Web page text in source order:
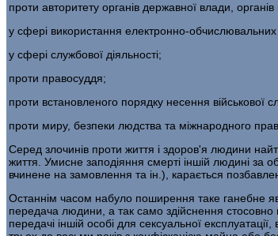
проти авторитету органів державної влади,
у сфері використання електронно-
у сфері службової діяльності;
проти правосуддя;
проти встановленого порядку несення військової
проти миру, безпеки людства та міжнародного
Серед злочинів проти життя і здоров'я людини
життя. Умисне заподіяння смерті іншій людині за
вчинене на замовлення та ін.), карається
Останнім часом набуло поширення таке ганебне
передача людини, а так само здійс­нення
передачі іншій особі для сексуальної